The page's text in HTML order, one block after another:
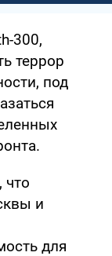
300,
террор
под
что
и
для